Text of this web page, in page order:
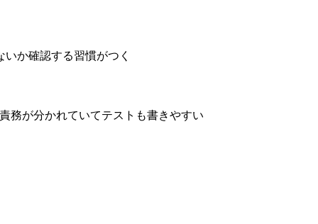
か確認する習慣がつく
務が分かれていてテストも書きやすい